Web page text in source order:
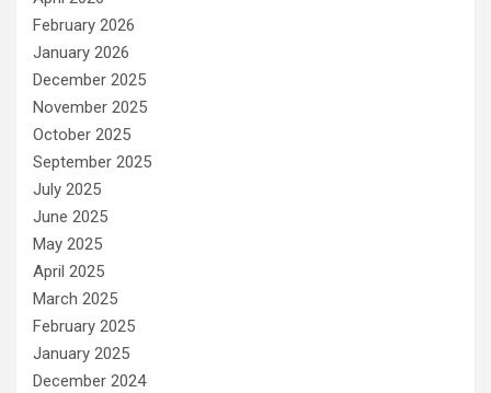
February 2026
January 2026
December 2025
November 2025
October 2025
September 2025
July 2025
June 2025
May 2025
April 2025
March 2025
February 2025
January 2025
December 2024